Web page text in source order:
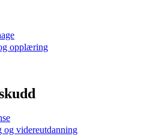
opplæring
og videreutdanning